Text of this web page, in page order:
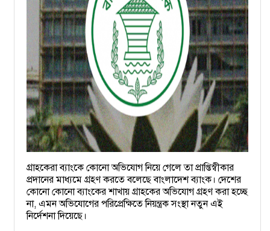
গ্রাহকেরা ব্যাংকে কোনো অভিযোগ নিয়ে গেলে তা প্রাপ্তিস্বীকার
প্রদানের মাধ্যমে গ্রহণ করতে বলেছে বাংলাদেশ ব্যাংক। দেশের
কোনো কোনো ব্যাংকের শাখায় গ্রাহকের অভিযোগ গ্রহণ করা হচ্ছে
না, এমন অভিযোগের পরিপ্রেক্ষিতে নিয়ন্ত্রক সংস্থা নতুন এই
নির্দেশনা দিয়েছে।